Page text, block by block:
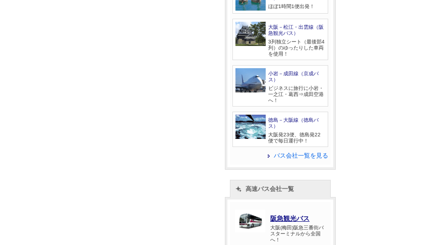
ほぼ1時間1便出発！
大阪－松江・出雲線（阪
急観光バス）
3列独立シート（最後部4
列）のゆったりした車両
を使用！
小岩－成田線（京成バ
ス）
ビジネスに旅行に小岩・
一之江・葛西⇒成田空港
へ！
徳島－大阪線（徳島バ
ス）
大阪発23便、徳島発22
便で毎日運行中！
バス会社一覧を見る
高速バス会社一覧
阪急観光バス
大阪(梅田)阪急三番街バ
スターミナルから全国
へ！